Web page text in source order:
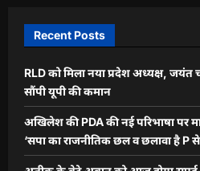
Recent Posts
RLD को मिला नया प्रदेश अध्यक्ष, जयंत
सौंपी यूपी की कमान
अखिलेश की PDA की नई परिभाषा पर
‘सपा का राजनीतिक छल व छलावा है P से